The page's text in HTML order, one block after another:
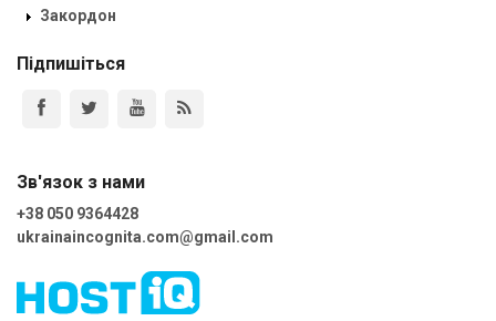
Закордон
Підпишіться
Зв'язок з нами
+38 050 9364428
ukrainaincognita.com@gmail.com